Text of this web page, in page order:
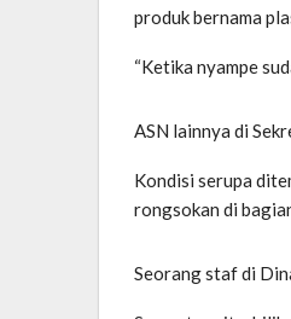
produk bernama
“Ketika nyampe
ASN lainnya di
Kondisi serupa
rongsokan di
Seorang staf di